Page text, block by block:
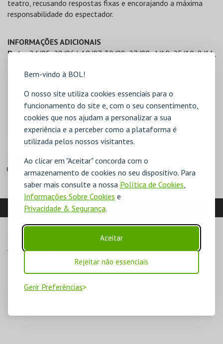
Bem-vindo à BOL!
O nosso site utiliza cookies essenciais para o
funcionamento do site e, com o seu consentimento,
cookies que nos ajudam a personalizar a sua
experiência e a perceber como a plataforma é
utilizada pelos nossos visitantes.
Ao clicar em "Aceitar" concorda com o
armazenamento de cookies no seu dispositivo. Para
saber mais consulte a nossa Política de Cookies
Informações Sobre Cookies e
Privacidade & Segurança.
Aceitar
Rejeitar não essenciais
Gerir Preferências
teatro, recusando respostas fixas e encorajando a máxima
responsabilidade do espectador.
INFORMAÇÕES ADICIONAIS
Data:24/05, 28/06/, 19/07, 30/08, 27/09, 4/10, 25/10, 8/11,
Horário:11.00–13.00
Público-alvo:crianças e adolescentes (8–12 anos)
Lotação:máx. 15 participantes por sessão
Idioma:Português
Ponto de encontro:Bilheteira MAAT Central
PREÇOS
Geral - 8€
LOCALIZAÇÃO
Avenida Brasília, Central Tejo